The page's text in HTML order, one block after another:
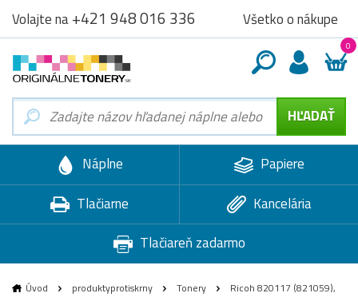
Volajte na+421 948 016 336 Všetko o nákupe
0
Náplne
Papiere
Tlačiarne
Kancelária
Tlačiareň zadarmo
Úvod produktyprotiskrny Tonery
Ricoh 820117 (821059),